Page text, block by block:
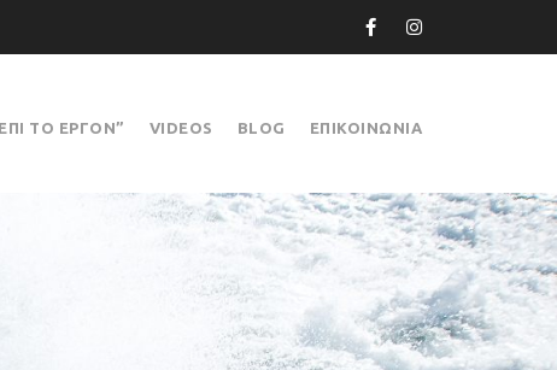
ΤΟ ΕΡΓΟΝ” VIDEOS BLOG ΕΠΙΚΟΙΝΩΝΙΑ